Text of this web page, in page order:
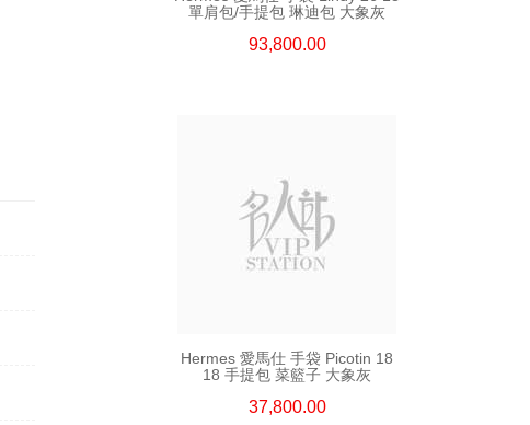
單肩包/手提包 琳迪包 大象灰
93,800.00
Hermes 愛馬仕 手袋 Picotin 18
18 手提包 菜籃子 大象灰
37,800.00